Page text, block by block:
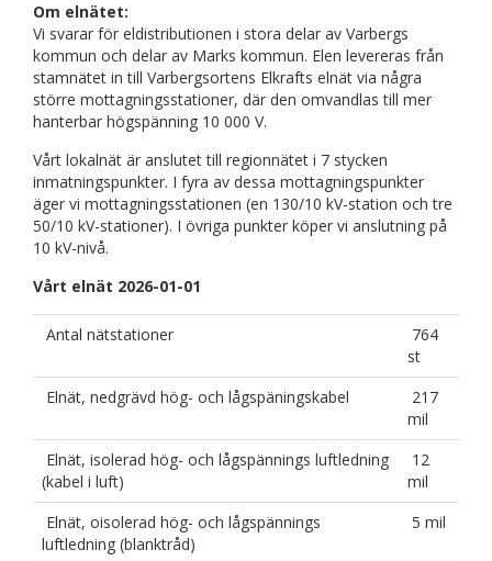
Om elnätet:
Vi svarar för eldistributionen i stora delar av Varbergs
kommun och delar av Marks kommun. Elen levereras från
stamnätet in till Varbergsortens Elkrafts elnät via några
större mottagningsstationer, där den omvandlas till mer
hanterbar högspänning 10 000 V.
Vårt lokalnät är anslutet till regionnätet i 7 stycken
inmatningspunkter. I fyra av dessa mottagningspunkter
äger vi mottagningsstationen (en 130/10 kV-station och tre
50/10 kV-stationer). I övriga punkter köper vi anslutning på
10 kV-nivå.
Vårt elnät 2026-01-01
Antal nätstationer
764
st
Elnät, nedgrävd hög- och lågspäningskabel
217
mil
Elnät, isolerad hög- och lågspännings luftledning
(kabel i luft)
12
mil
Elnät, oisolerad hög- och lågspännings
luftledning (blanktråd)
5 mil